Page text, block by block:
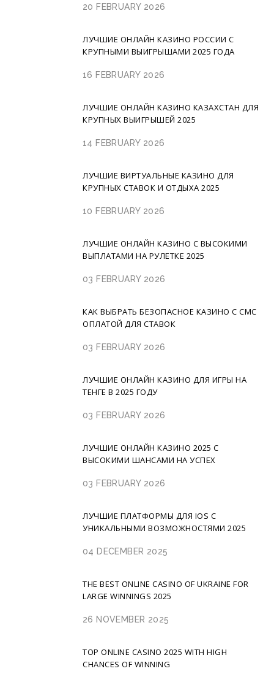
20 FEBRUARY 2026
ЛУЧШИЕ ОНЛАЙН КАЗИНО РОССИИ С
КРУПНЫМИ ВЫИГРЫШАМИ 2025 ГОДА
16 FEBRUARY 2026
ЛУЧШИЕ ОНЛАЙН КАЗИНО КАЗАХСТАН ДЛЯ
КРУПНЫХ ВЫИГРЫШЕЙ 2025
14 FEBRUARY 2026
ЛУЧШИЕ ВИРТУАЛЬНЫЕ КАЗИНО ДЛЯ
КРУПНЫХ СТАВОК И ОТДЫХА 2025
10 FEBRUARY 2026
ЛУЧШИЕ ОНЛАЙН КАЗИНО С ВЫСОКИМИ
ВЫПЛАТАМИ НА РУЛЕТКЕ 2025
03 FEBRUARY 2026
КАК ВЫБРАТЬ БЕЗОПАСНОЕ КАЗИНО С СМС
ОПЛАТОЙ ДЛЯ СТАВОК
03 FEBRUARY 2026
ЛУЧШИЕ ОНЛАЙН КАЗИНО ДЛЯ ИГРЫ НА
ТЕНГЕ В 2025 ГОДУ
03 FEBRUARY 2026
ЛУЧШИЕ ОНЛАЙН КАЗИНО 2025 С
ВЫСОКИМИ ШАНСАМИ НА УСПЕХ
03 FEBRUARY 2026
ЛУЧШИЕ ПЛАТФОРМЫ ДЛЯ IOS С
УНИКАЛЬНЫМИ ВОЗМОЖНОСТЯМИ 2025
04 DECEMBER 2025
THE BEST ONLINE CASINO OF UKRAINE FOR
LARGE WINNINGS 2025
26 NOVEMBER 2025
TOP ONLINE CASINO 2025 WITH HIGH
CHANCES OF WINNING